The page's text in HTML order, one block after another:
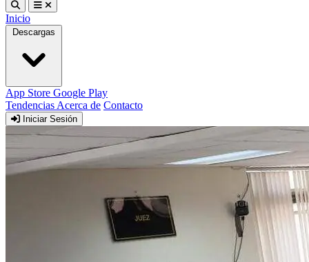
Inicio
Descargas
App Store Google Play
Tendencias Acerca de Contacto
Iniciar Sesión